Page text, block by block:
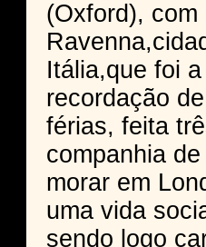
(Oxford),
Itália,que foi
recordação
férias, feita
companhia
morar em
uma vida
sendo logo